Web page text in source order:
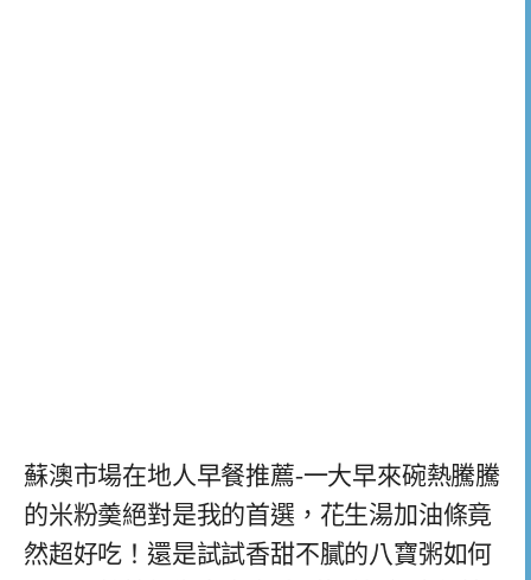
蘇澳市場在地人早餐推薦-一大早來碗熱騰騰
的米粉羮絕對是我的首選，花生湯加油條竟
然超好吃！還是試試香甜不膩的八寶粥如何